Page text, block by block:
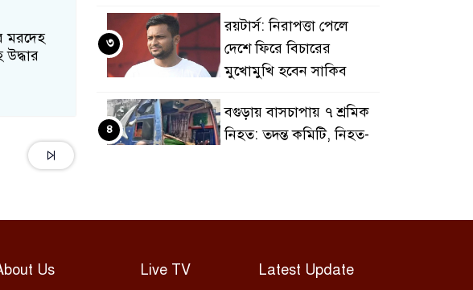
মরদেহ
রয়টার্স: নিরাপত্তা পেলে
দেশে ফিরে বিচারের
মুখোমুখি হবেন সাকিব
৩
বগুড়ায় বাসচাপায় ৭ শ্রমিক
নিহত: তদন্ত কমিটি, নিহত-
৪
সরকারের গড়িমসির
Us Live TV Latest Update